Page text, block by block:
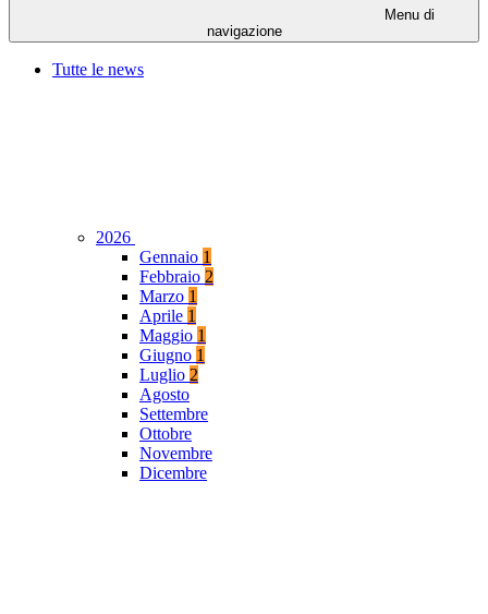
Menu di
navigazione
Tutte le news
2026
Gennaio 1
Febbraio 2
Marzo 1
Aprile 1
Maggio 1
Giugno 1
Luglio 2
Agosto
Settembre
Ottobre
Novembre
Dicembre